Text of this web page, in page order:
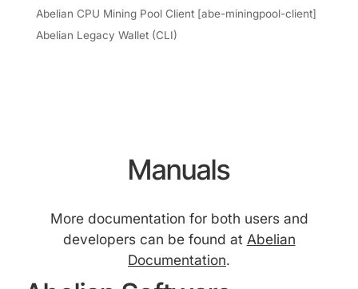
Abelian CPU Mining Pool Client [abe-miningpool-client]
Abelian Legacy Wallet (CLI)
Manuals
More documentation for both users and
developers can be found at Abelian
Documentation.
Abelian Software Basics